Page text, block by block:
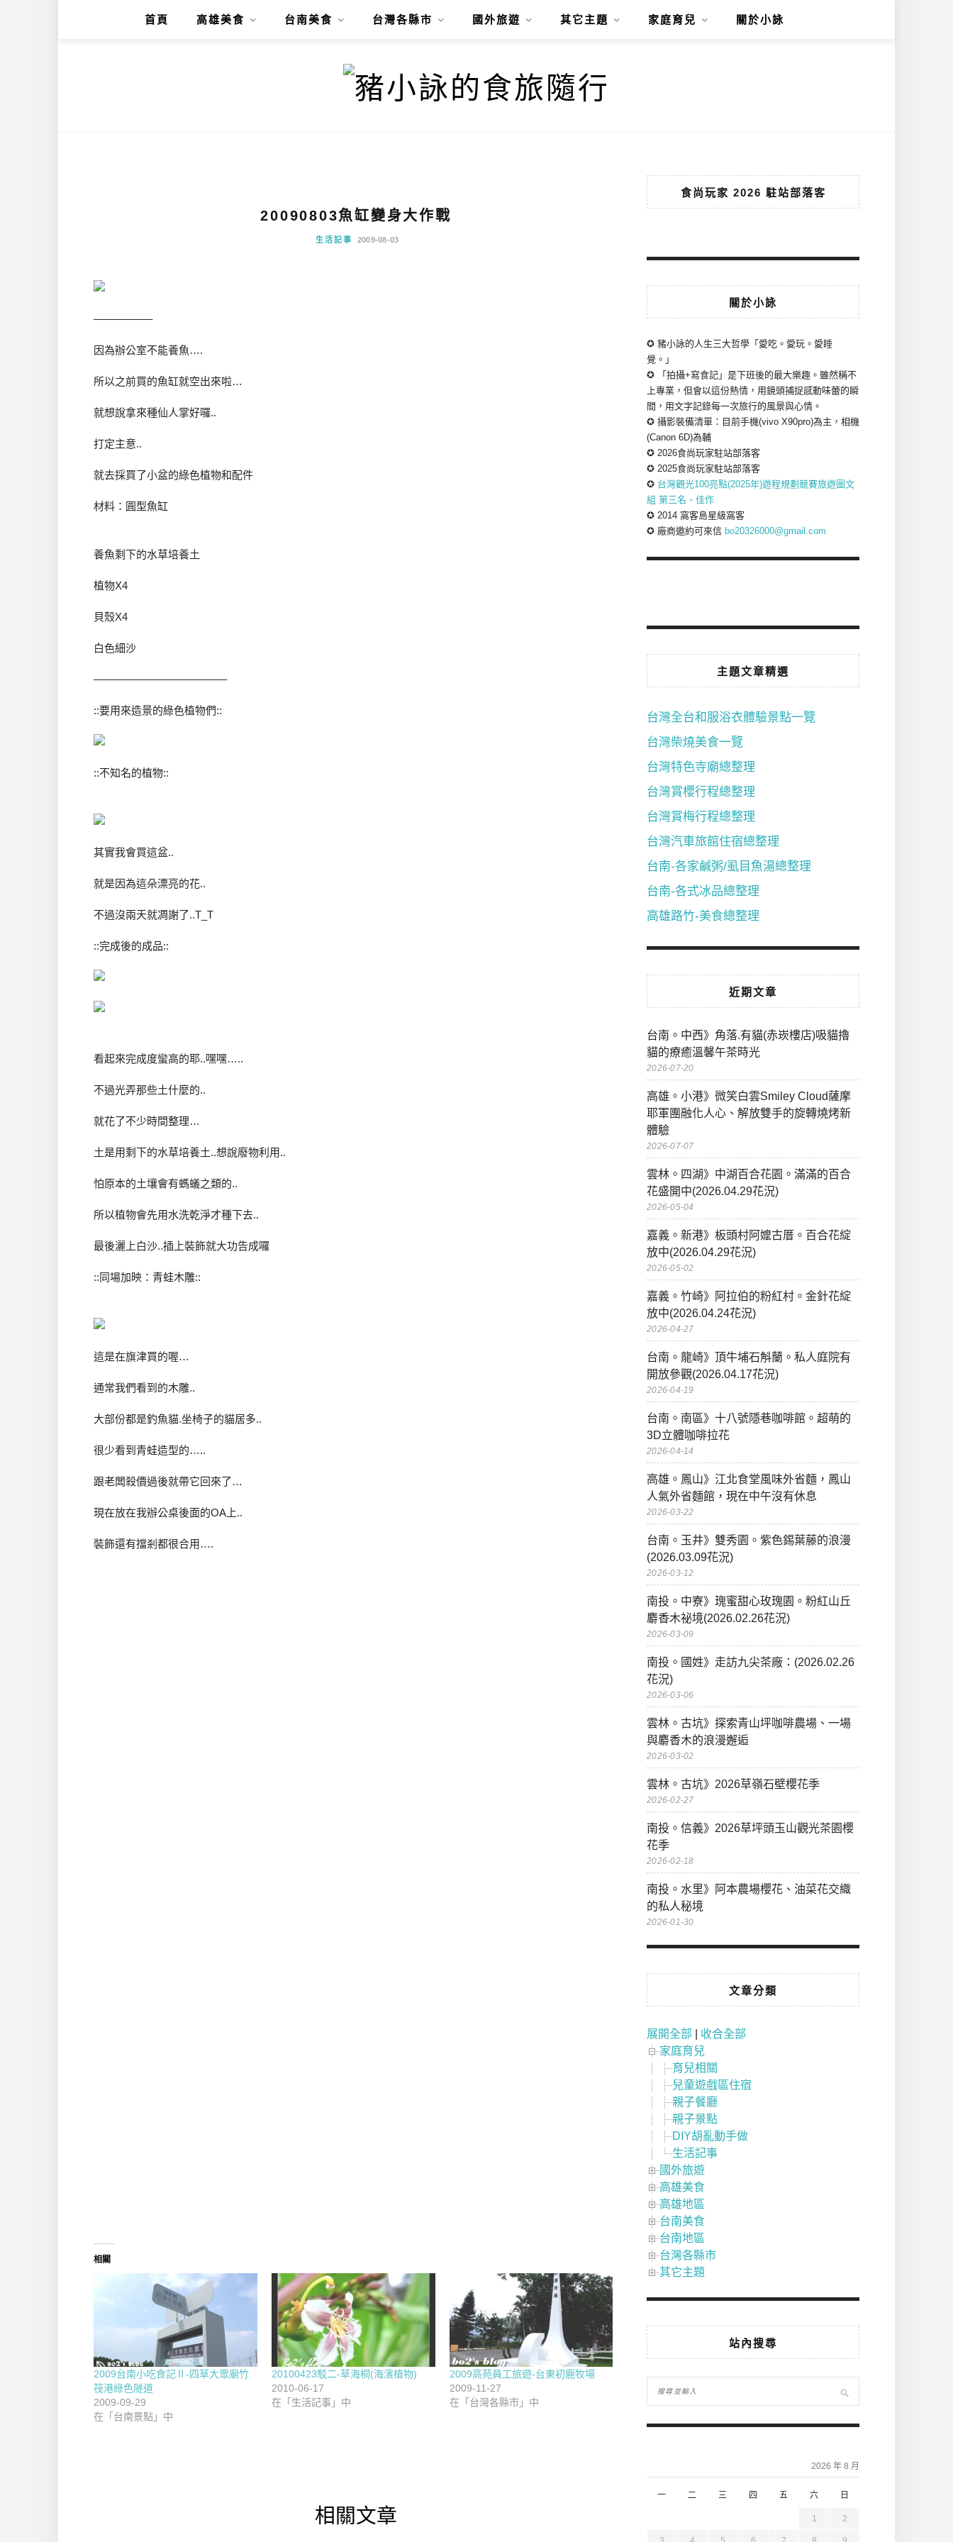
首頁 高雄美食 台南美食 台灣各縣市 國外旅遊 其它主題 家庭育兒 關於小詠
20090803魚缸變身大作戰
生活記事 2009-08-03
—————–
因為辦公室不能養魚….
所以之前買的魚缸就空出來啦…
就想說拿來種仙人掌好囉..
打定主意..
就去採買了小盆的綠色植物和配件
材料：圓型魚缸
養魚剩下的水草培養土
植物X4
貝殼X4
白色細沙
————————————–
::要用來造景的綠色植物們::
::不知名的植物::
其實我會買這盆..
就是因為這朵漂亮的花..
不過沒兩天就凋謝了..T_T
::完成後的成品::
看起來完成度蠻高的耶..嘿嘿…..
不過光弄那些土什麼的..
就花了不少時間整理…
土是用剩下的水草培養土..想說廢物利用..
怕原本的土壤會有螞蟻之類的..
所以植物會先用水洗乾淨才種下去..
最後灑上白沙..插上裝飾就大功告成囉
::同場加映：青蛙木雕::
這是在旗津買的喔…
通常我們看到的木雕..
大部份都是釣魚貓.坐椅子的貓居多..
很少看到青蛙造型的…..
跟老闆殺價過後就帶它回來了…
現在放在我辦公桌後面的OA上..
裝飾還有擋剎都很合用….
相關
2009台南小吃食記Ⅱ-四草大眾廟竹
筏港綠色隧道
2009-09-29
在「台南景點」中
20100423駁二-草海桐(海濱植物)
2010-06-17
在「生活記事」中
2009高苑員工旅遊-台東初鹿牧場
2009-11-27
在「台灣各縣市」中
相關文章
食尚玩家 2026 駐站部落客
關於小詠
✪ 豬小詠的人生三大哲學「愛吃。愛玩。愛睡
覺。」
✪ 「拍攝+寫食記」是下班後的最大樂趣。雖然稱不
上專業，但會以這份熱情，用鏡頭捕捉感動味蕾的瞬
間，用文字記錄每一次旅行的風景與心情。
✪ 攝影裝備清單：目前手機(vivo X90pro)為主，相機
(Canon 6D)為輔
✪ 2026食尚玩家駐站部落客
✪ 2025食尚玩家駐站部落客
✪ 台灣觀光100亮點(2025年)遊程規劃競賽旅遊圖文
組 第三名、佳作
✪ 2014 窩客島星級窩客
✪ 廠商邀約可來信 bo20326000@gmail.com
主題文章精選
台灣全台和服浴衣體驗景點一覽
台灣柴燒美食一覽
台灣特色寺廟總整理
台灣賞櫻行程總整理
台灣賞梅行程總整理
台灣汽車旅館住宿總整理
台南-各家鹹粥/虱目魚湯總整理
台南-各式冰品總整理
高雄路竹-美食總整理
近期文章
台南。中西》角落.有貓(赤崁樓店)吸貓擼
貓的療癒溫馨午茶時光
2026-07-20
高雄。小港》微笑白雲Smiley Cloud薩摩
耶軍團融化人心、解放雙手的旋轉燒烤新
體驗
2026-07-07
雲林。四湖》中湖百合花園。滿滿的百合
花盛開中(2026.04.29花況)
2026-05-04
嘉義。新港》板頭村阿嬤古厝。百合花綻
放中(2026.04.29花況)
2026-05-02
嘉義。竹崎》阿拉伯的粉紅村。金針花綻
放中(2026.04.24花況)
2026-04-27
台南。龍崎》頂牛埔石斛蘭。私人庭院有
開放參觀(2026.04.17花況)
2026-04-19
台南。南區》十八號隱巷咖啡館。超萌的
3D立體咖啡拉花
2026-04-14
高雄。鳳山》江北食堂風味外省麵，鳳山
人氣外省麵館，現在中午沒有休息
2026-03-22
台南。玉井》雙秀園。紫色錫葉藤的浪漫
(2026.03.09花況)
2026-03-12
南投。中寮》瑰蜜甜心玫瑰園。粉紅山丘
麝香木祕境(2026.02.26花況)
2026-03-09
南投。國姓》走訪九尖茶廠：(2026.02.26
花況)
2026-03-06
雲林。古坑》探索青山坪咖啡農場、一場
與麝香木的浪漫邂逅
2026-03-02
雲林。古坑》2026草嶺石壁櫻花季
2026-02-27
南投。信義》2026草坪頭玉山觀光茶園櫻
花季
2026-02-18
南投。水里》阿本農場櫻花、油菜花交織
的私人秘境
2026-01-30
文章分類
展開全部
收合全部
家庭育兒
育兒相關
兒童遊戲區住宿
親子餐廳
親子景點
DIY胡亂動手做
生活記事
國外旅遊
高雄美食
高雄地區
台南美食
台南地區
台灣各縣市
其它主題
站內搜尋
2026 年 8 月
一 二 三 四 五 六 日
1 2